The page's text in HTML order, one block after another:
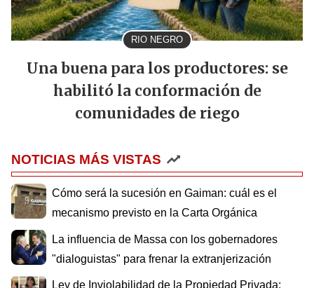
RIO NEGRO
Una buena para los productores: se
habilitó la conformación de
comunidades de riego
NOTICIAS MÁS VISTAS
Cómo será la sucesión en Gaiman: cuál es el
mecanismo previsto en la Carta Orgánica
La influencia de Massa con los gobernadores
"dialoguistas" para frenar la extranjerización
Ley de Inviolabilidad de la Propiedad Privada: